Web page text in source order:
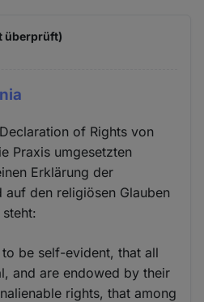
überprüft)
of Rights von
Praxis umgesetzten
Erklärung der
auf den religiösen Glauben
be self-evident, that all
and are endowed by their
rights, that among